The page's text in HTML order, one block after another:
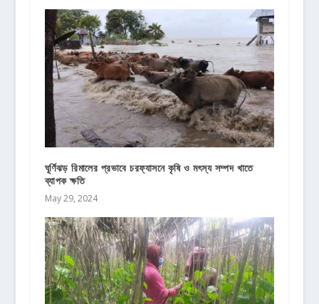
ঘূর্ণিঝড় রিমালের প্রভাবে চরফ্যাসনে কৃষি ও মৎস্য সম্পদ খাতে
ব্যাপক ক্ষতি
May 29, 2024